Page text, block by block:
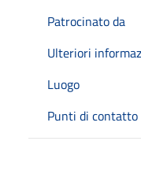
Patrocinato da
Ulteriori
Luogo
Punti di contatto